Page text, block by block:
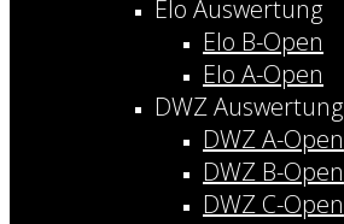
Elo Auswertung
Elo B-Open
Elo A-Open
DWZ Auswertung
DWZ A-Open
DWZ B-Open
DWZ C-Open